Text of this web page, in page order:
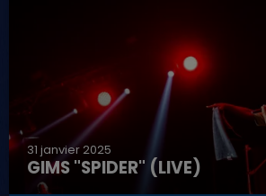
31 janvier 2025
GIMS "SPIDER" (LIVE)